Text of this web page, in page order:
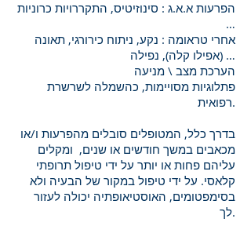
הפרעות א.א.ג : סינוזיטיס, התקררויות כרוניות
…
אחרי טראומה : נקע, ניתוח כירורגי, תאונה
(אפילו קלה), נפילה …
הערכת מצב \ מניעה
פתלוגיות מסויימות, כהשמלה לשרשרת
רפואית.
בדרך כלל, המטופלים סובלים מהפרעות ו/או
מכאבים במשך חודשים או שנים, ומקלים
עליהם פחות או יותר על ידי טיפול תרופתי
קלאסי. על ידי טיפול במקור של הבעיה ולא
בסימפטומים, האוסטיאופתיה יכולה לעזור
לך.